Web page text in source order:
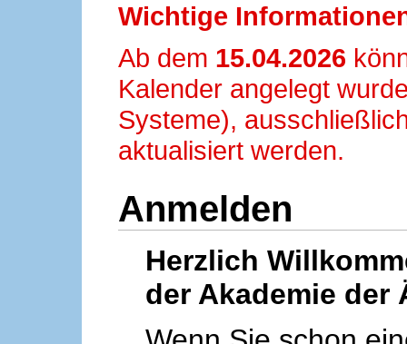
Wichtige
Ab dem 15.04.2026
Kalender angelegt
Systeme),
aktualisiert werden.
Anmelden
Herzlich
der Akademie der